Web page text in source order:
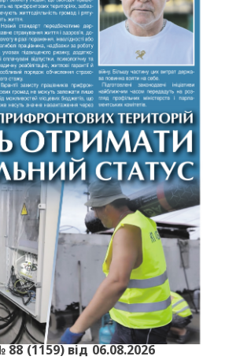
(1159) від 06.08.2026